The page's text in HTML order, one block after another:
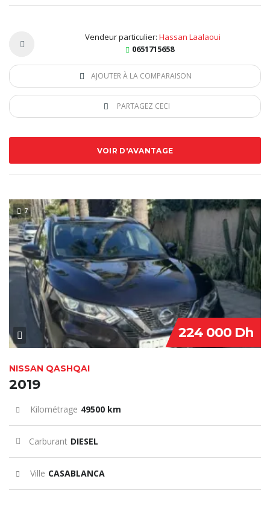
Vendeur particulier: Hassan Laalaoui
0651715658
AJOUTER À LA COMPARAISON
PARTAGEZ CECI
VOIR D'AVANTAGE
7
224 000 Dh
NISSAN QASHQAI
2019
Kilométrage 49500 km
Carburant DIESEL
Ville CASABLANCA